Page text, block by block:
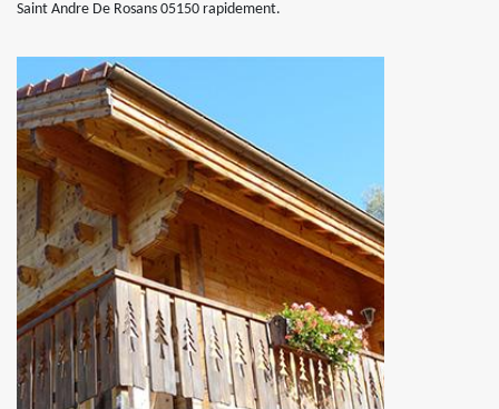
Saint Andre De Rosans 05150 rapidement.